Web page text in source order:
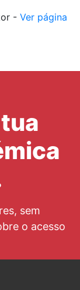
- Ver página
sem
o acesso